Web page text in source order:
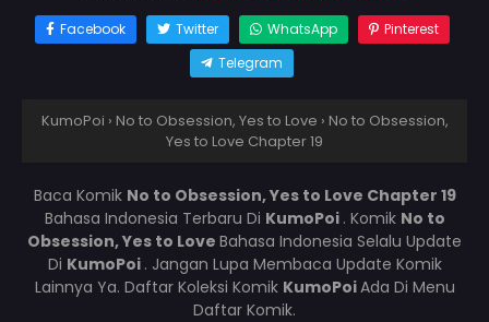
Facebook Twitter WhatsApp
Pinterest
Telegram
KumoPoi › No to Obsession, Yes to Love › No to Obsession,
Yes to Love Chapter 19
Baca Komik No to Obsession, Yes to Love Chapter 19
Bahasa Indonesia Terbaru Di KumoPoi . Komik No to
Obsession, Yes to Love Bahasa Indonesia Selalu Update
Di KumoPoi . Jangan Lupa Membaca Update Komik
Lainnya Ya. Daftar Koleksi Komik KumoPoiAda Di Menu
Daftar Komik.